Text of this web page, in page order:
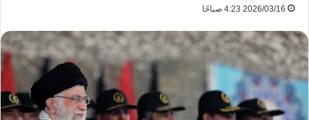
2026/03/16 4:23 صباحًا